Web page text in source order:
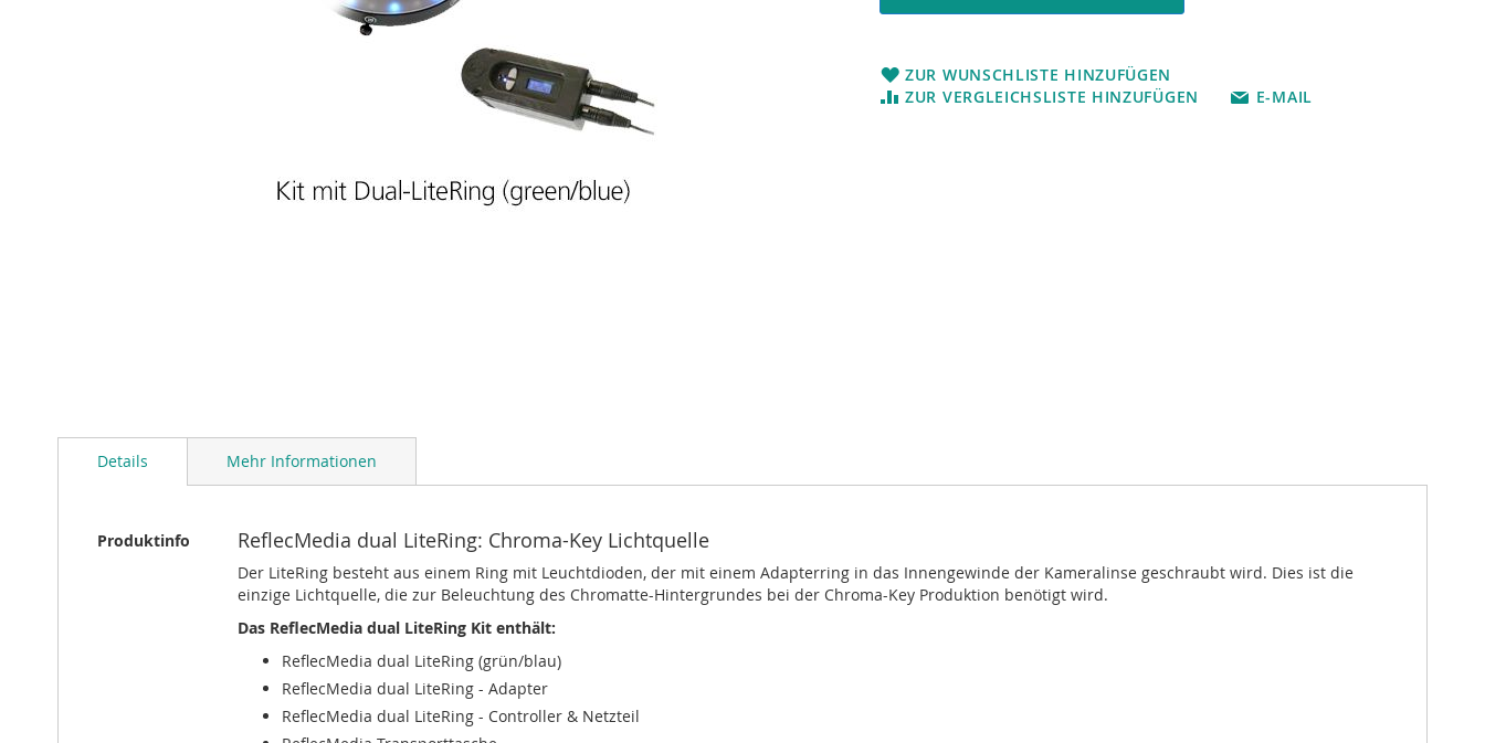
Anfang
ZUR WUNSCHLISTE HINZUFÜGEN
ZUR VERGLEICHSLISTE HINZUFÜGEN
E-MAIL
Details
Mehr
Produktinfo ReflecMedia dual LiteRing: Chroma-Key Lichtquelle
Der LiteRing besteht aus einem Ring mit Leuchtdioden, der mit einem Adapterring in das Innengewinde der Kameralinse geschraubt wird. Dies ist die
einzige Lichtquelle, die zur Beleuchtung des Chromatte-Hintergrundes bei der Chroma-Key Produktion benötigt wird.
Das ReflecMedia dual LiteRing Kit enthält:
ReflecMedia dual LiteRing (grün/blau)
ReflecMedia dual LiteRing - Adapter
ReflecMedia dual LiteRing - Controller & Netzteil
Mehr Informationen